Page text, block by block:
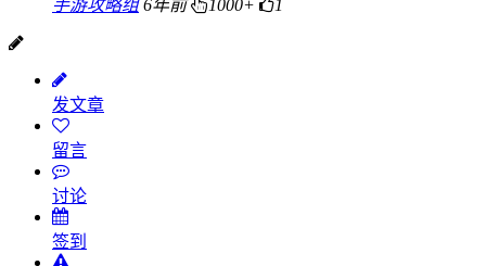
手游攻略组 6年前 1000+ 1
发文章
留言
讨论
签到